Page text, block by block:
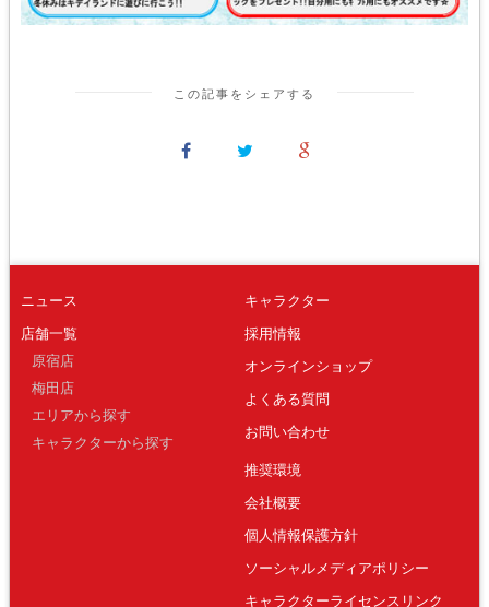
この記事をシェアする
ニュース
店舗一覧
原宿店
梅田店
エリアから探す
キャラクターから探す
キャラクター
採用情報
オンラインショップ
よくある質問
お問い合わせ
推奨環境
会社概要
個人情報保護方針
ソーシャルメディアポリシー
キャラクターライセンスリンク